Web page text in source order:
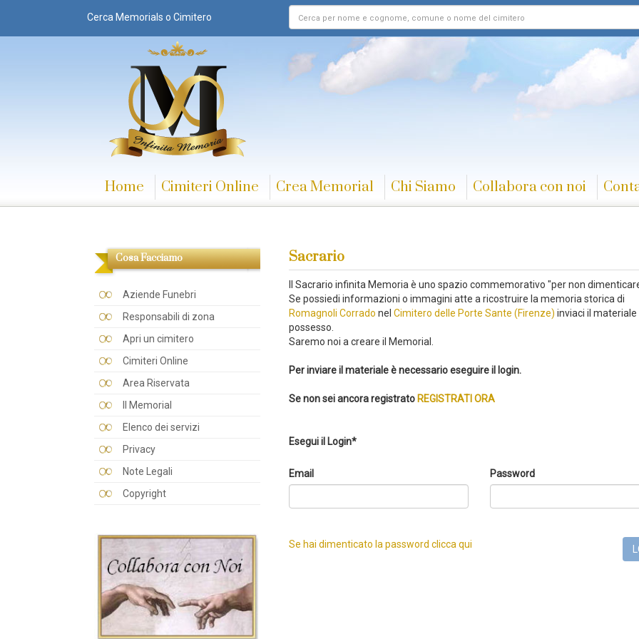
Cerca Memorials o Cimitero
Home Cimiteri Online Crea Memorial Chi Siamo Collabora con noi
Cosa Facciamo
Aziende Funebri
Responsabili di zona
Apri un cimitero
Cimiteri Online
Area Riservata
Il Memorial
Elenco dei servizi
Privacy
Note Legali
Copyright
Sacrario
Il Sacrario infinita Memoria è uno spazio commemorativo "per non
Se possiedi informazioni o immagini atte a ricostruire la memoria storica di
Romagnoli Corrado nel Cimitero delle Porte Sante (Firenze) inviaci il materiale
possesso.
Saremo noi a creare il Memorial.
Per inviare il materiale è necessario eseguire il login.
Se non sei ancora registrato REGISTRATI ORA
Esegui il Login*
Email Password
Se hai dimenticato la password clicca qui